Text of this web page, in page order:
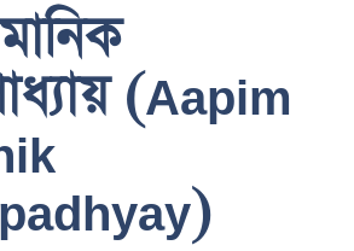
(Aapim